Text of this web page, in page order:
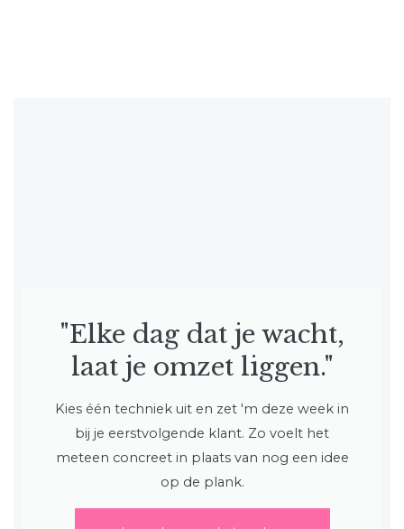
"Elke dag dat je wacht,
laat je omzet liggen."
Kies één techniek uit en zet 'm deze week in
bij je eerstvolgende klant. Zo voelt het
meteen concreet in plaats van nog een idee
op de plank.